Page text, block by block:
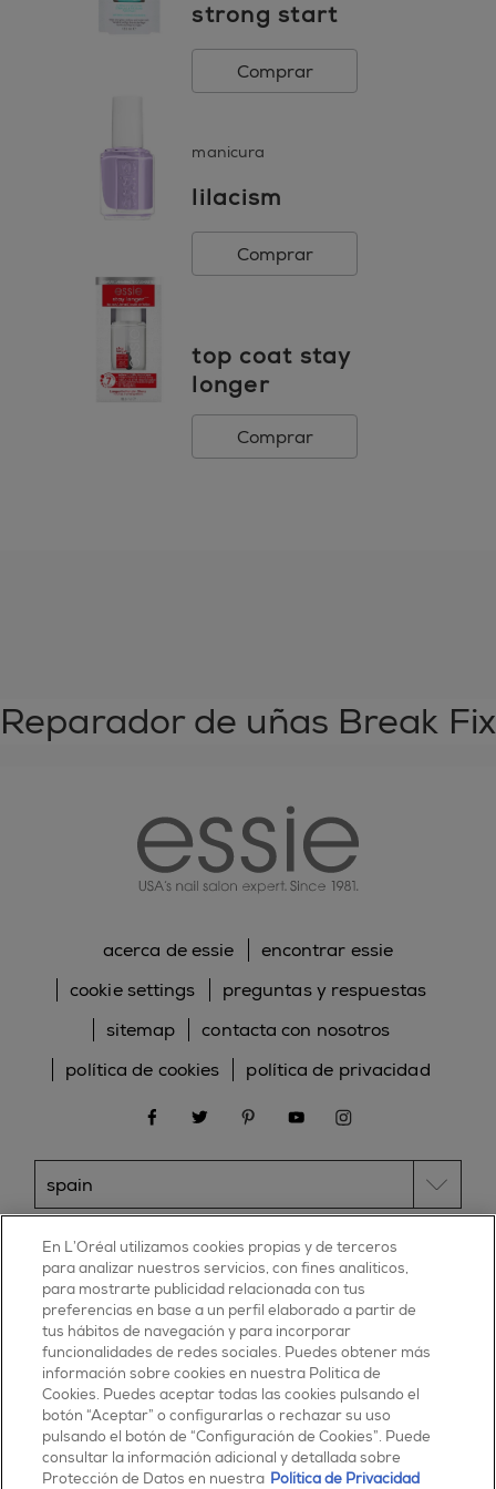
para este producto en condiciones de uso normales
o razonablemente previsibles de uso.
strong start
Comprar
manicura
lilacism
Comprar
top coat stay
longer
Comprar
Reparador de uñas Break Fix
© 2025 essie todos los derechos reservados
condiciones de uso
acerca de essie
encontrar essie
cookie settings
preguntas y respuestas
sitemap
contacta con nosotros
política de cookies
política de privacidad
facebooktwitter pinterestyoutubeinstagram
ESSIE
30, rue d’Alsace – 92300 Levallois-Perret
FRANCE
Contáctanos
900 181 055
En L’Oréal utilizamos cookies propias y de terceros
para analizar nuestros servicios, con fines analíticos,
para mostrarte publicidad relacionada con tus
preferencias en base a un perfil elaborado a partir de
tus hábitos de navegación y para incorporar
funcionalidades de redes sociales. Puedes obtener más
información sobre cookies en nuestra Política de
Cookies. Puedes aceptar todas las cookies pulsando el
botón “Aceptar” o configurarlas o rechazar su uso
pulsando el botón de “Configuración de Cookies”. Puede
consultar la información adicional y detallada sobre
Protección de Datos en nuestra Política de Privacidad